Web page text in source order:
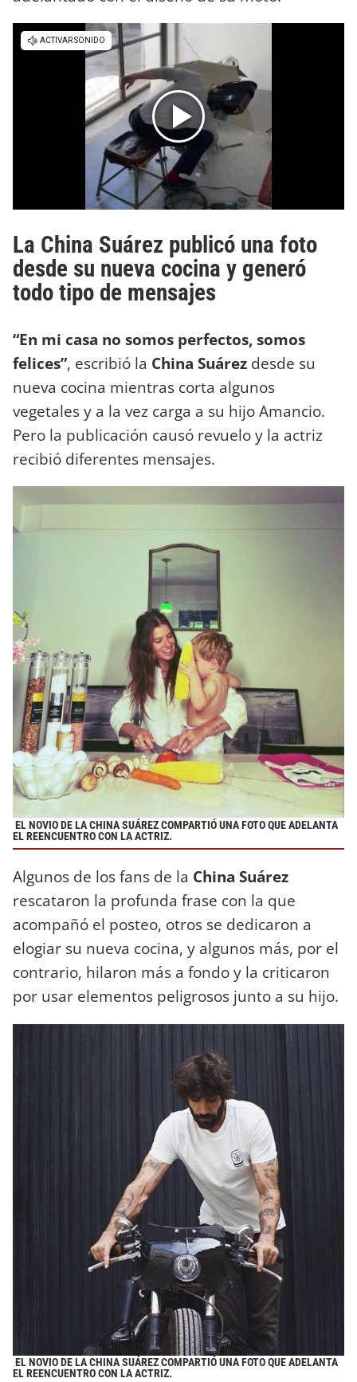
La China Suárez publicó una foto
desde su nueva cocina y generó
todo tipo de mensajes
“En mi casa no somos perfectos, somos
felices”, escribió la China Suárez desde su
nueva cocina mientras corta algunos
vegetales y a la vez carga a su hijo Amancio.
Pero la publicación causó revuelo y la actriz
recibió diferentes mensajes.
EL NOVIO DE LA CHINA SUÁREZ COMPARTIÓ UNA FOTO QUE ADELANTA
EL REENCUENTRO CON LA ACTRIZ.
Algunos de los fans de la China Suárez
rescataron la profunda frase con la que
acompañó el posteo, otros se dedicaron a
elogiar su nueva cocina, y algunos más, por el
contrario, hilaron más a fondo y la criticaron
por usar elementos peligrosos junto a su hijo.
EL NOVIO DE LA CHINA SUÁREZ COMPARTIÓ UNA FOTO QUE ADELANTA
EL REENCUENTRO CON LA ACTRIZ.